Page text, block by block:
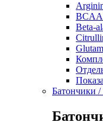
BCAA
Beta-
Батончики /